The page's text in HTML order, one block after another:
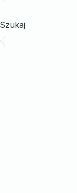
Szukaj